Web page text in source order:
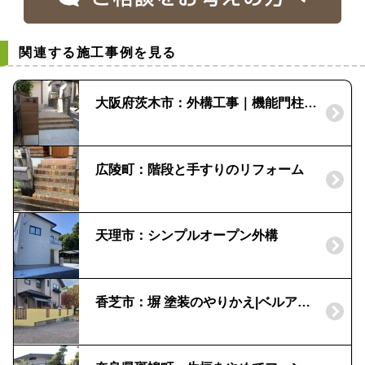
関連する施工事例を見る
大阪府茨木市：外構工事｜機能門柱FF｜テラス ナチュレN
広陵町：階段と手すりのリフォーム
天理市：シンプルオープン外構
香芝市：塀 塗装のやりかえ|ベルアート